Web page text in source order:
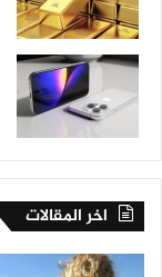
اخر المقالات